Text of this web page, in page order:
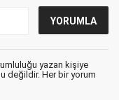
yazan kişiye
değildir. Her bir yorum